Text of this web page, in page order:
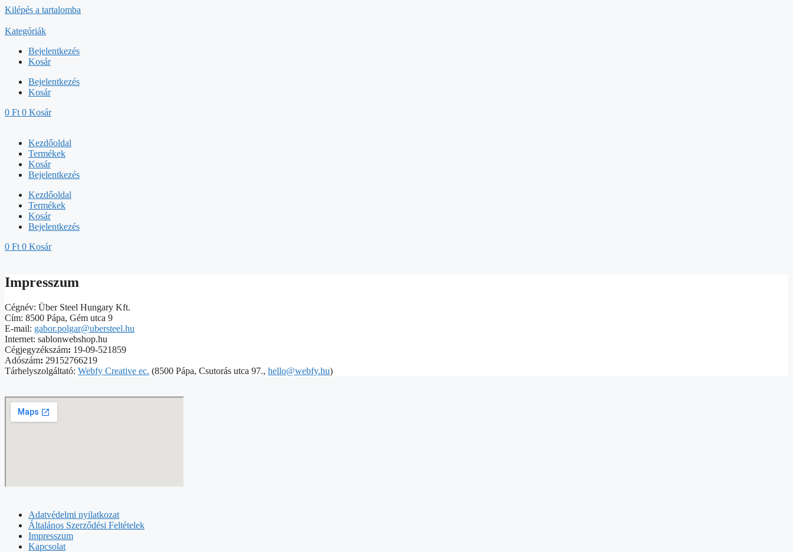
Kilépés a tartalomba
Kategóriák
Bejelentkezés
Kosár
Bejelentkezés
Kosár
0 Ft 0 Kosár
Kezdőoldal
Termékek
Kosár
Bejelentkezés
Kezdőoldal
Termékek
Kosár
Bejelentkezés
0 Ft 0 Kosár
Impresszum
Cégnév: Über Steel Hungary Kft.
Cím: 8500 Pápa, Gém utca 9
E-mail: gabor.polgar@ubersteel.hu
Internet: sablonwebshop.hu
Cégjegyzékszám: 19-09-521859
Adószám: 29152766219
Tárhelyszolgáltató: Webfy Creative ec. (8500 Pápa, Csutorás utca 97., hello@webfy.hu)
Adatvédelmi nyilatkozat
Általános Szerződési Feltételek
Impresszum
Kapcsolat